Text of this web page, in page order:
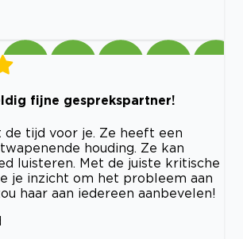
fijne gesprekspartner!
de tijd voor je. Ze heeft een
houding. Ze kan
luisteren. Met de juiste kritische
je inzicht om het probleem aan
haar aan iedereen aanbevelen!